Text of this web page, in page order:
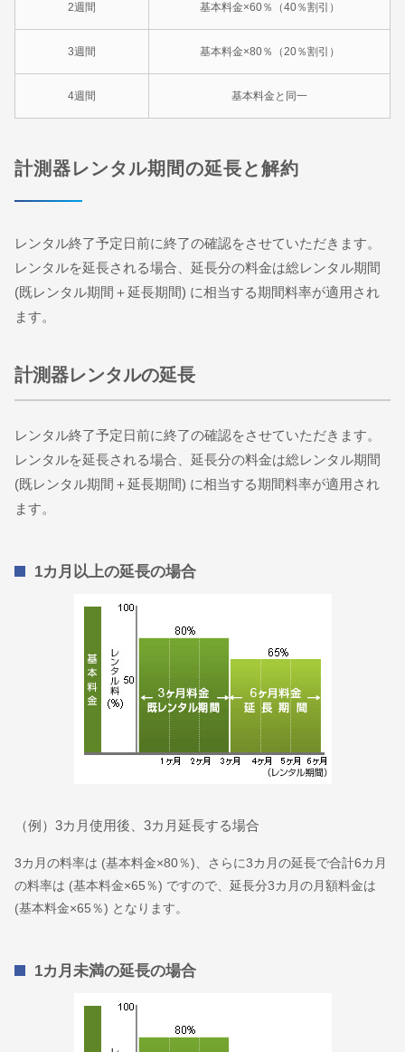
2週間 基本料金×60％（40％割引）
3週間 基本料金×80％（20％割引）
4週間 基本料金と同一
計測器レンタル期間の延長と解約
レンタル終了予定日前に終了の確認をさせていただきます。
レンタルを延長される場合、延長分の料金は総レンタル期間
(既レンタル期間＋延長期間) に相当する期間料率が適用され
ます。
計測器レンタルの延長
レンタル終了予定日前に終了の確認をさせていただきます。
レンタルを延長される場合、延長分の料金は総レンタル期間
(既レンタル期間＋延長期間) に相当する期間料率が適用され
ます。
1カ月以上の延長の場合
（例）3カ月使用後、3カ月延長する場合
3カ月の料率は (基本料金×80％)、さらに3カ月の延長で合計6カ月
の料率は (基本料金×65％) ですので、延長分3カ月の月額料金は
(基本料金×65％) となります。
1カ月未満の延長の場合